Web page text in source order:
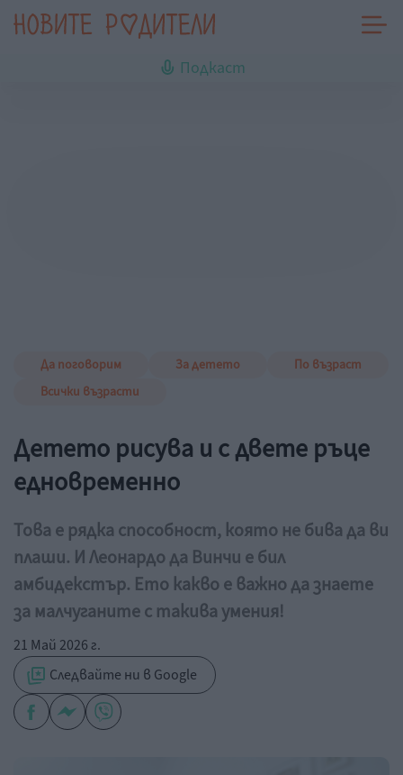
Подкаст
Да поговорим За детето
По възраст
Всички възрасти
Детето рисува и с двете ръце
едновременно
Това е рядка способност, която не бива да ви
плаши. И Леонардо да Винчи е бил
амбидекстър. Ето какво е важно да знаете
за малчуганите с такива умения!
21 Май 2026 г.
Следвайте ни в Google